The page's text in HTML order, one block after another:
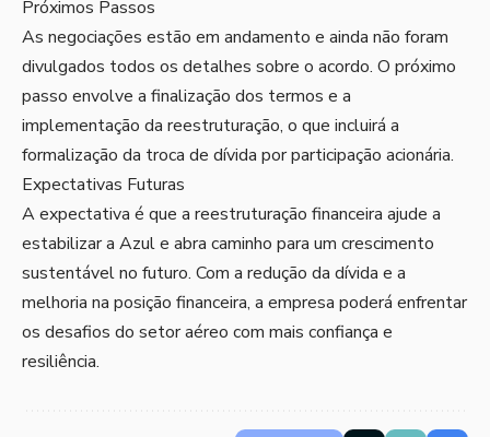
Próximos Passos
As negociações estão em andamento e ainda não foram
divulgados todos os detalhes sobre o acordo. O próximo
passo envolve a finalização dos termos e a
implementação da reestruturação, o que incluirá a
formalização da troca de dívida por participação acionária.
Expectativas Futuras
A expectativa é que a reestruturação financeira ajude a
estabilizar a Azul e abra caminho para um crescimento
sustentável no futuro. Com a redução da dívida e a
melhoria na posição financeira, a empresa poderá enfrentar
os desafios do setor aéreo com mais confiança e
resiliência.